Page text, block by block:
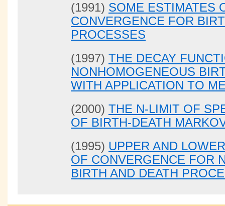
(1991) SOME ESTIMATES
CONVERGENCE FOR
PROCESSES
(1997) THE DECAY
NONHOMOGENEOUS
WITH APPLICATION TO
(2000) THE N-LIMIT OF
OF BIRTH-DEATH
(1995) UPPER AND
OF CONVERGENCE FOR
BIRTH AND DEATH